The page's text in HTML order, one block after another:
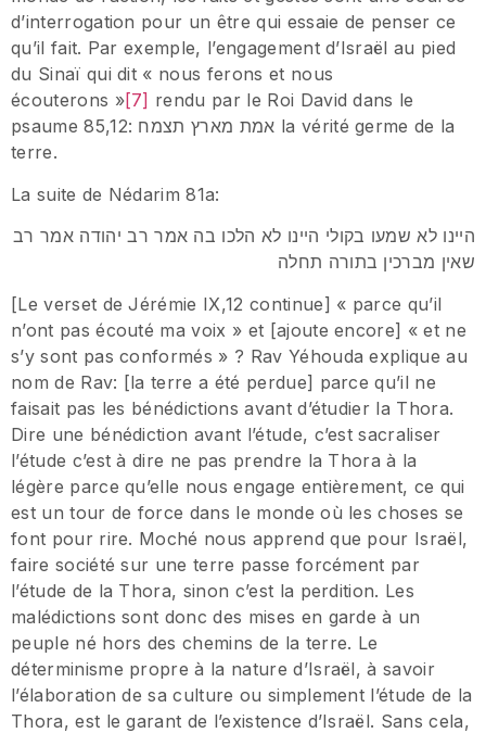
d’interrogation pour un être qui essaie de penser ce
qu’il fait. Par exemple, l’engagement d’Israël au pied
du Sinaï qui dit « nous ferons et nous
écouterons »[7] rendu par le Roi David dans le
psaume 85,12: אמת מארץ תצמח la vérité germe de la
terre.
La suite de Nédarim 81a:
היינו לא שמעו בקולי היינו לא הלכו בה אמר רב יהודה אמר רב
שאין מברכין בתורה תחלה
[Le verset de Jérémie IX,12 continue] « parce qu’il
n’ont pas écouté ma voix » et [ajoute encore] « et ne
s’y sont pas conformés » ? Rav Yéhouda explique au
nom de Rav: [la terre a été perdue] parce qu’il ne
faisait pas les bénédictions avant d’étudier la Thora.
Dire une bénédiction avant l’étude, c’est sacraliser
l’étude c’est à dire ne pas prendre la Thora à la
légère parce qu’elle nous engage entièrement, ce qui
est un tour de force dans le monde où les choses se
font pour rire. Moché nous apprend que pour Israël,
faire société sur une terre passe forcément par
l’étude de la Thora, sinon c’est la perdition. Les
malédictions sont donc des mises en garde à un
peuple né hors des chemins de la terre. Le
déterminisme propre à la nature d’Israël, à savoir
l’élaboration de sa culture ou simplement l’étude de la
Thora, est le garant de l’existence d’Israël. Sans cela,